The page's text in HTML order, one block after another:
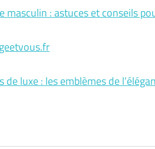
masculin : astuces et conseils
de luxe : les emblèmes de